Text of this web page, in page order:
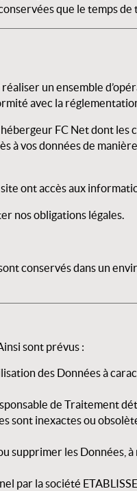
que le temps
un ensemble
avec la
FC Net dont les
à vos données de
ont accès aux
nos obligations légales.
conservés dans un
sont prévus :
des Données à
de Traitement
inexactes ou
supprimer les Données, à
par la société